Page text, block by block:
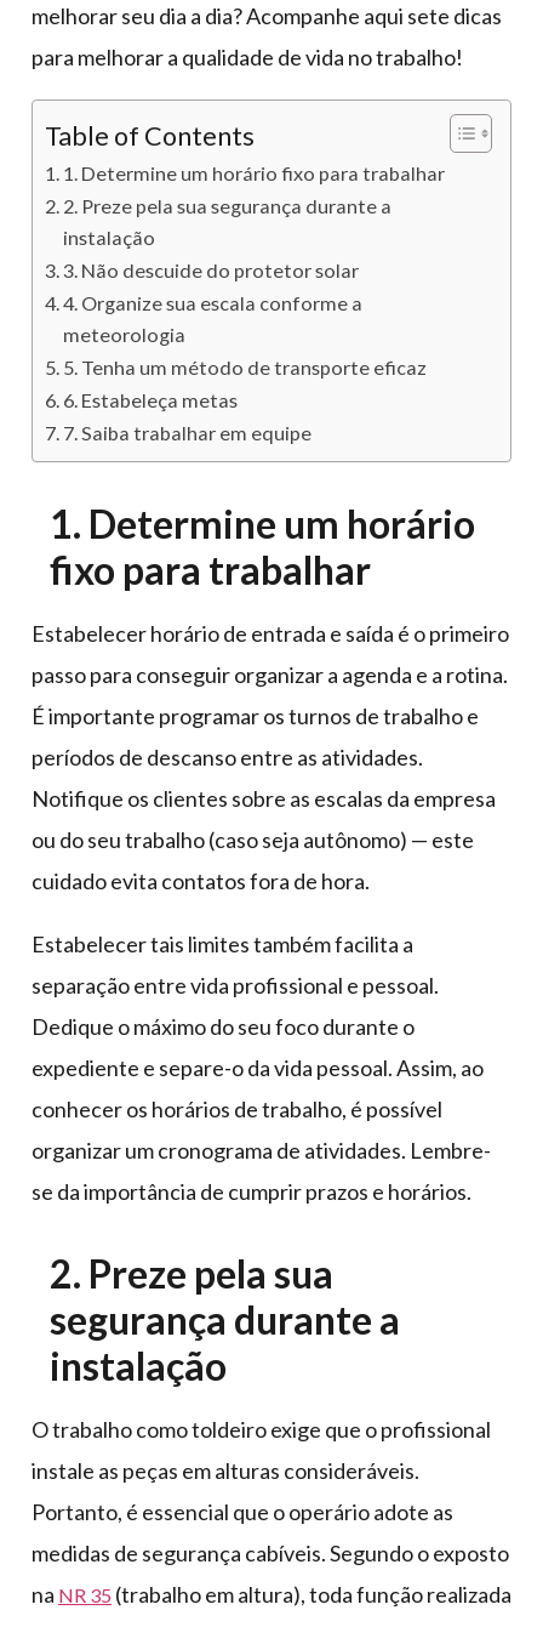
melhorar seu dia a dia? Acompanhe aqui sete dicas
para melhorar a qualidade de vida no trabalho!
Table of Contents
1. Determine um horário fixo para trabalhar
2. Preze pela sua segurança durante a
instalação
3. Não descuide do protetor solar
4. Organize sua escala conforme a
meteorologia
5. Tenha um método de transporte eficaz
6. Estabeleça metas
7. Saiba trabalhar em equipe
1. Determine um horário
fixo para trabalhar
Estabelecer horário de entrada e saída é o primeiro
passo para conseguir organizar a agenda e a rotina.
É importante programar os turnos de trabalho e
períodos de descanso entre as atividades.
Notifique os clientes sobre as escalas da empresa
ou do seu trabalho (caso seja autônomo) — este
cuidado evita contatos fora de hora.
Estabelecer tais limites também facilita a
separação entre vida profissional e pessoal.
Dedique o máximo do seu foco durante o
expediente e separe-o da vida pessoal. Assim, ao
conhecer os horários de trabalho, é possível
organizar um cronograma de atividades. Lembre-
se da importância de cumprir prazos e horários.
2. Preze pela sua
segurança durante a
instalação
O trabalho como toldeiro exige que o profissional
instale as peças em alturas consideráveis.
Portanto, é essencial que o operário adote as
medidas de segurança cabíveis. Segundo o exposto
na NR 35 (trabalho em altura), toda função realizada